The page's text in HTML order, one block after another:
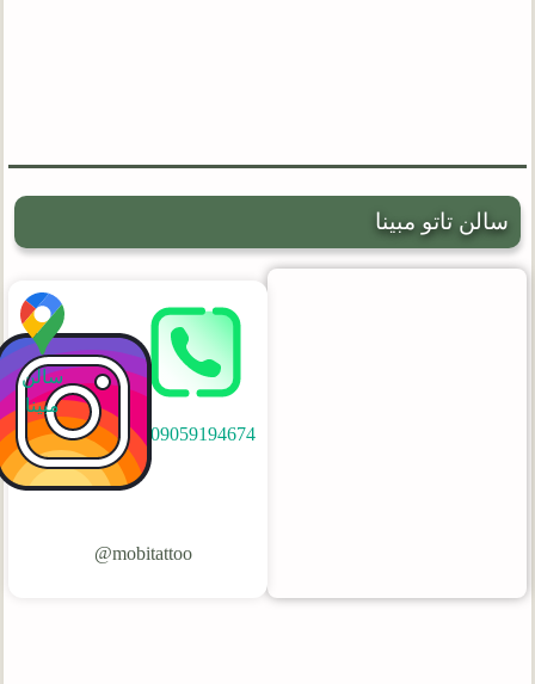
سالن تاتو مبینا
09059194674
mobitattoo@
سالن
مبینا